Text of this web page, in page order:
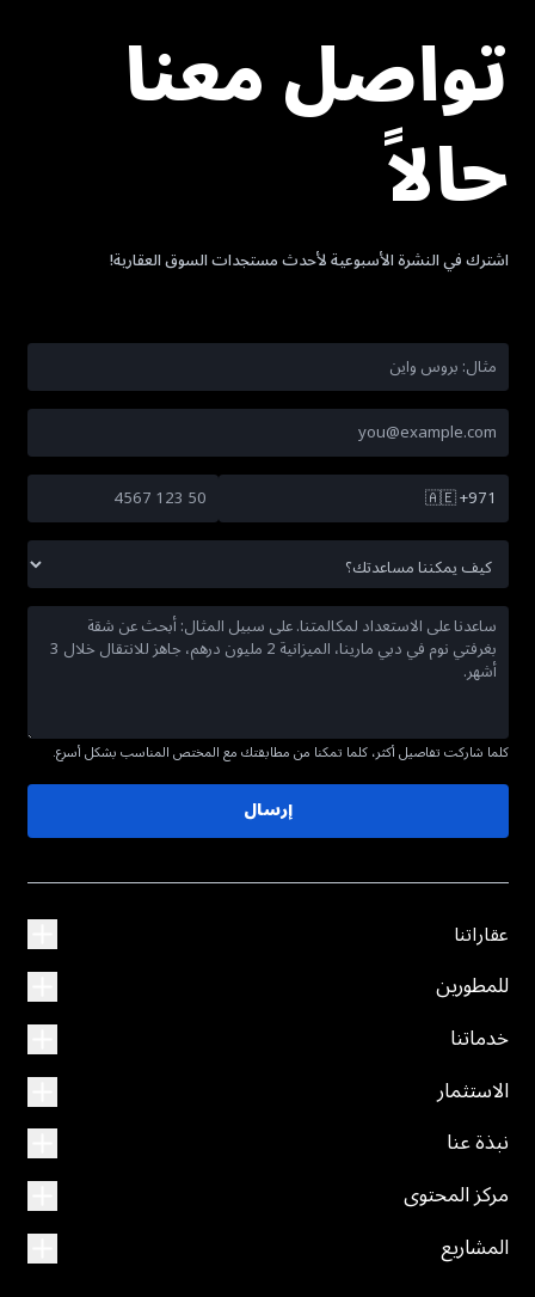
تواصل معنا
حالاً
اشترك في النشرة الأسبوعية لأحدث مستجدات السوق العقارية!
🇦🇪+971
كلما شاركت تفاصيل أكثر، كلما تمكنا من مطابقتك مع المختص المناسب بشكل أسرع.
إرسال
عقاراتنا
للمطورين
خدماتنا
الاستثمار
نبذة عنا
مركز المحتوى
المشاريع